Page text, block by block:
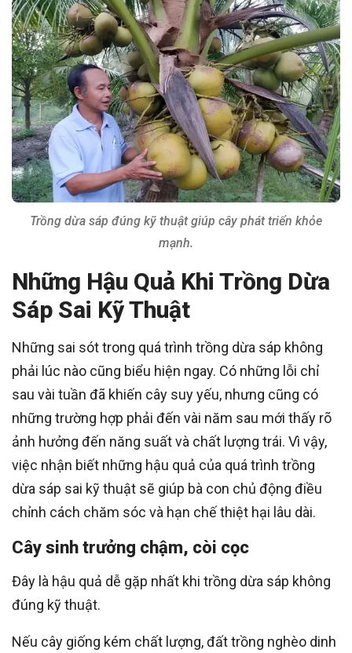
Trồng dừa sáp đúng kỹ thuật giúp cây phát triển khỏe
mạnh.
Những Hậu Quả Khi Trồng Dừa
Sáp Sai Kỹ Thuật
Những sai sót trong quá trình trồng dừa sáp không
phải lúc nào cũng biểu hiện ngay. Có những lỗi chỉ
sau vài tuần đã khiến cây suy yếu, nhưng cũng có
những trường hợp phải đến vài năm sau mới thấy rõ
ảnh hưởng đến năng suất và chất lượng trái. Vì vậy,
việc nhận biết những hậu quả của quá trình trồng
dừa sáp sai kỹ thuật sẽ giúp bà con chủ động điều
chỉnh cách chăm sóc và hạn chế thiệt hại lâu dài.
Cây sinh trưởng chậm, còi cọc
Đây là hậu quả dễ gặp nhất khi trồng dừa sáp không
đúng kỹ thuật.
Nếu cây giống kém chất lượng, đất trồng nghèo dinh